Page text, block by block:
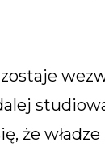
zostaje
że